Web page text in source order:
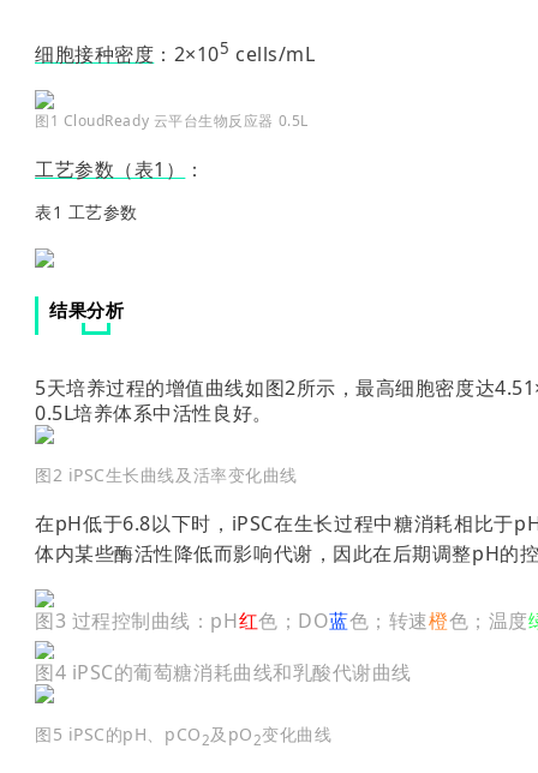
细胞接种密度 ：2×105 cells/mL
图1 CloudReady 云平台生物反应器 0.5L
工艺参数（表1） ：
表1 工艺参数
结果分析
5天培养过程的增值曲线如图2所示，最高细胞密度达
0.5L培养体系中活性良好。
图2 iPSC生长曲线及活率变化曲线
在pH低于6.8以下时，iPSC在生长过程中糖消耗相比于
体内某些酶活性降低而影响代谢，因此在后期调整pH的
图3 过程控制曲线：pH红色；DO蓝色；转速橙色；温度
图4 iPSC的葡萄糖消耗曲线和乳酸代谢曲线
图5 iPSC的pH、pCO 2及pO 2变化曲线